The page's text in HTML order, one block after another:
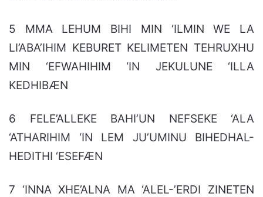
5 MMA LEHUM BIHI MIN ‘ILMIN WE LA
LI’ABA’IHIM KEBURET KELIMETEN TEHRUXHU
MIN ‘EFWAHIHIM ‘IN JEKULUNE ‘ILLA
KEDHIBÆN
6 FELE’ALLEKE BAHI’UN NEFSEKE ‘ALA
‘ATHARIHIM ‘IN LEM JU’UMINU BIHEDHAL-
HEDITHI ‘ESEFÆN
7 ‘INNA XHE’ALNA MA ‘ALEL-’ERDI ZINETEN